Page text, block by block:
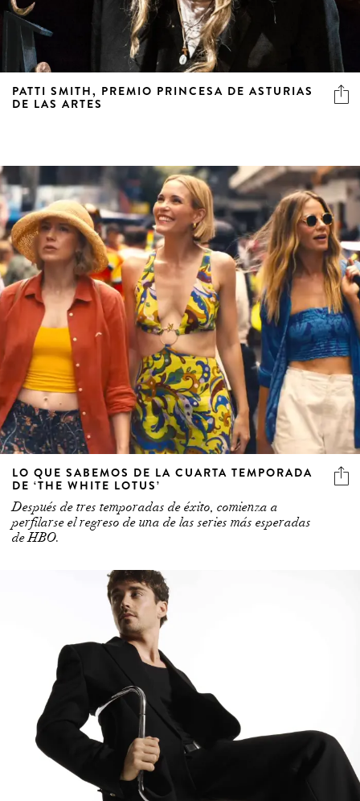
PATTI SMITH, PREMIO PRINCESA DE ASTURIAS
DE LAS ARTES
LO QUE SABEMOS DE LA CUARTA TEMPORADA
DE ‘THE WHITE LOTUS’
Después de tres temporadas de éxito, comienza a
perfilarse el regreso de una de las series más esperadas
de HBO.